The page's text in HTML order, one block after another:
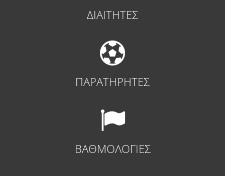
ΔΙΑΙΤΗΤΕΣ
ΠΑΡΑΤΗΡΗΤΕΣ
ΒΑΘΜΟΛΟΓΙΕΣ